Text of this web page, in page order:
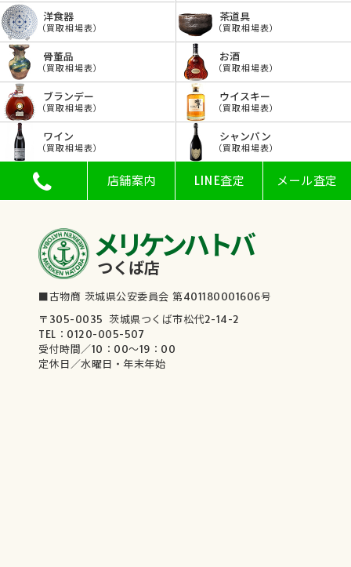
洋食器
（買取相場表）
茶道具
（買取相場表）
骨董品
（買取相場表）
お酒
（買取相場表）
ブランデー
（買取相場表）
ウイスキー
（買取相場表）
ワイン
（買取相場表）
シャンパン
（買取相場表）
店舗案内 LINE査定 メール査定
メリケンハトバ
つくば店
■古物商 茨城県公安委員会 第401180001606号
〒305-0035 茨城県つくば市松代2-14-2
TEL：0120-005-507
受付時間／10：00～19：00
定休日／水曜日・年末年始